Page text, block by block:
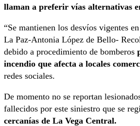
llaman a preferir vías alternativas
“Se mantienen los desvíos vigentes
La Paz-Antonia López de Bello-
debido a procedimiento de bomberos
incendio que afecta a locales
redes sociales.
De momento no se reportan
fallecidos por este siniestro que se
cercanías de La Vega Central.